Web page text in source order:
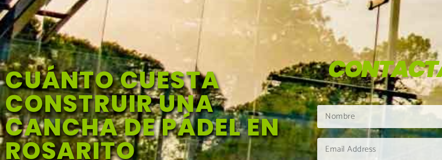
CUÁNTO CUESTA
CONSTRUIR UNA
CANCHA DE PÁDEL EN
ROSARITO